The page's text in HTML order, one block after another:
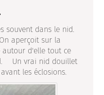
souvent dans le nid.
aperçoit sur la
d'elle tout ce
Un vrai nid douillet
les éclosions.